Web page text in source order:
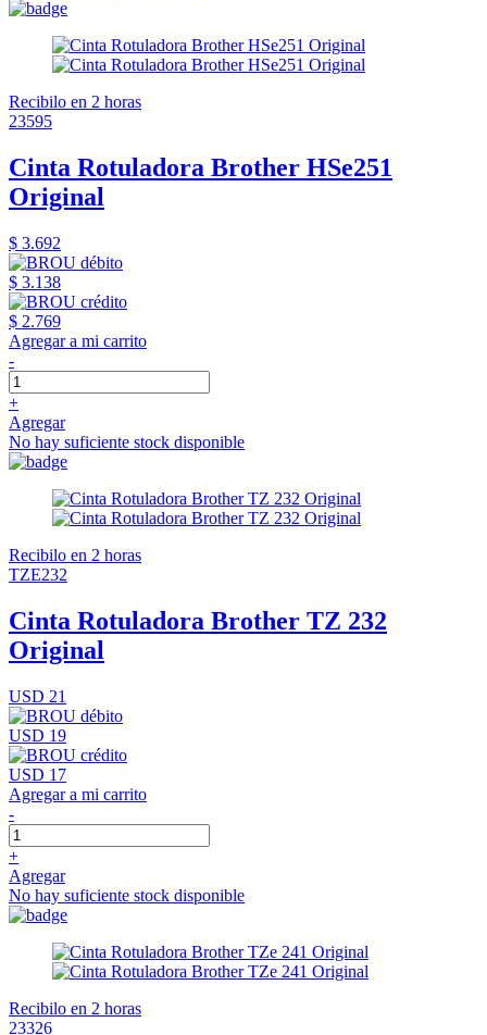
Recibilo en 2 horas
23595
Cinta Rotuladora Brother HSe251
Original
$ 3.692
$ 3.138
$ 2.769
Agregar a mi carrito
-
+
Agregar
No hay suficiente stock disponible
Recibilo en 2 horas
TZE232
Cinta Rotuladora Brother TZ 232
Original
USD 21
USD 19
USD 17
Agregar a mi carrito
-
+
Agregar
No hay suficiente stock disponible
Recibilo en 2 horas
23326